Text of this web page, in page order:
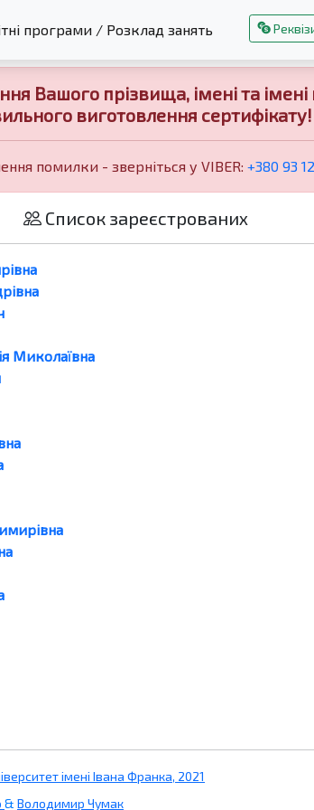
програми / Розклад занять
Вашого прізвища, імені та імені
виготовлення сертифікату!
помилки - зверніться у VIBER: +380 93
Список зареєстрованих
Миколаївна
імені Івана Франка, 2021
& Володимир Чумак